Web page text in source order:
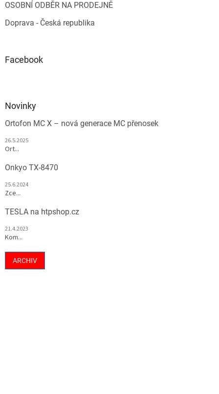
OSOBNÍ ODBĚR NA PRODEJNĚ
Doprava - Česká republika
Facebook
Novinky
Ortofon MC X – nová generace MC přenosek
26.5.2025
Ort...
Onkyo TX-8470
25.6.2024
Zce...
TESLA na htpshop.cz
21.4.2023
Kom...
ARCHIV